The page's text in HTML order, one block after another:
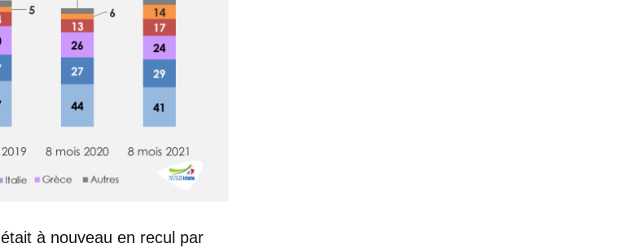
était à nouveau en recul par